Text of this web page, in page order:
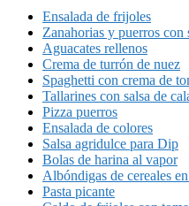
Ensalada de frijoles
Zanahorias y puerros con
Aguacates rellenos
Crema de turrón de nuez
Spaghetti con crema de
Tallarines con salsa de
Pizza puerros
Ensalada de colores
Salsa agridulce para Dip
Bolas de harina al vapor
Albóndigas de cereales
Pasta picante